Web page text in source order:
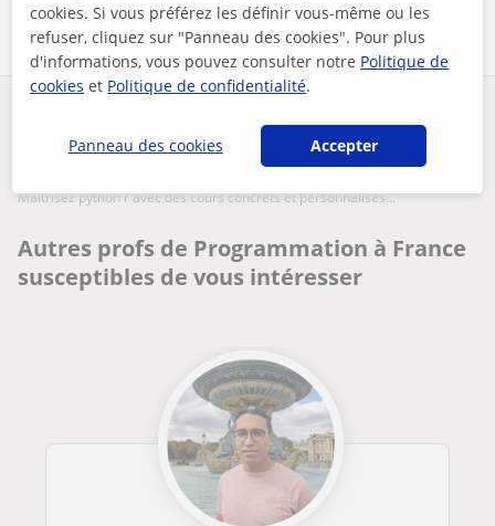
Des problèmes avec ce profil ?Signalez-le
maîtrisez python r avec des cours concrets et personnalisés...
Autres profs de Programmation à France
susceptibles de vous intéresser
cookies. Si vous préférez les définir vous-même ou les
refuser, cliquez sur "Panneau des cookies". Pour plus
d'informations, vous pouvez consulter notre Politique de
cookies et Politique de confidentialité.
Panneau des cookies Accepter